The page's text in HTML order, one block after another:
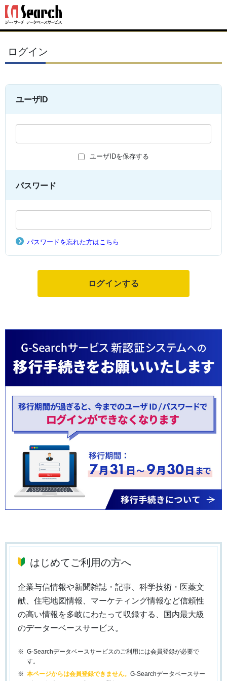
ログイン
ユーザID
ユーザIDを保存する
パスワード
パスワードを忘れた方はこちら
はじめてご利用の方へ
企業与信情報や新聞雑誌・記事、科学技術・医薬文
献、住宅地図情報、マーケティング情報など信頼性
の高い情報を多岐にわたって収録する、国内最大級
のデーターベースサービス。
G-Searchデータベースサービスのご利用には会員登録が必要で
す。
本ページからは会員登録できません。 G-Searchデータベースサー